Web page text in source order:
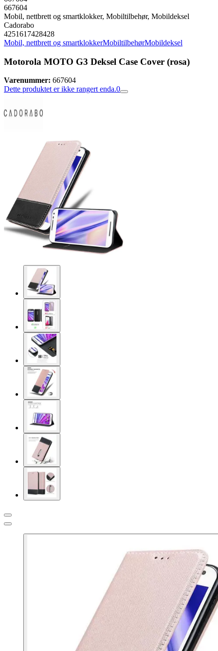
667604
Mobil, nettbrett og smartklokker, Mobiltilbehør, Mobildeksel
Cadorabo
4251617428428
Mobil, nettbrett og smartklokkerMobiltilbehørMobildeksel
Motorola MOTO G3 Deksel Case Cover (rosa)
Varenummer: 667604
Dette produktet er ikke rangert enda.0